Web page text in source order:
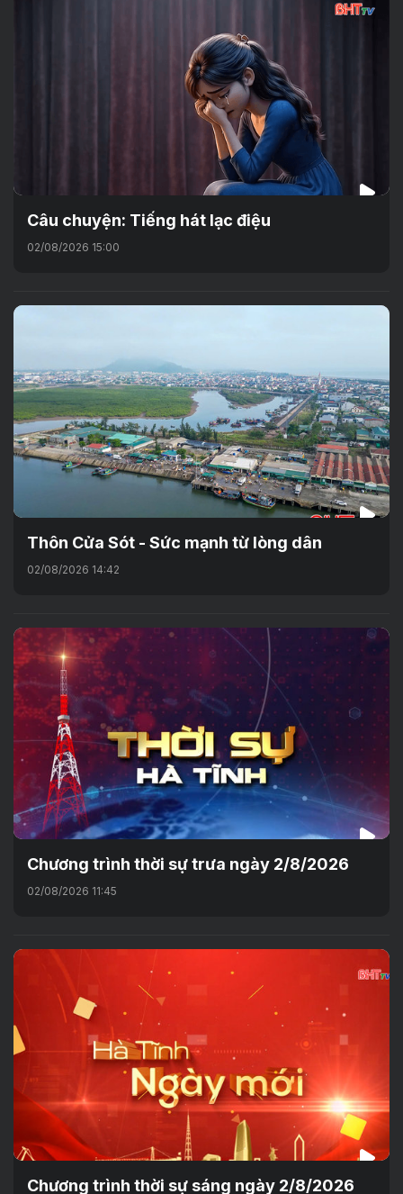
Câu chuyện: Tiếng hát lạc điệu
02/08/2026 15:00
Thôn Cửa Sót - Sức mạnh từ lòng dân
02/08/2026 14:42
Chương trình thời sự trưa ngày 2/8/2026
02/08/2026 11:45
Chương trình thời sự sáng ngày 2/8/2026